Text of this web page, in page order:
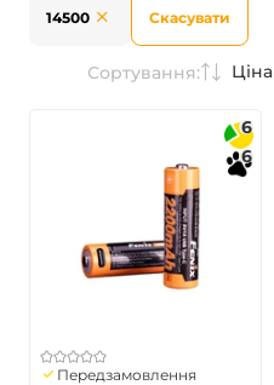
14500 Скасувати
Сортування: Ціна
6
6
Передзамовлення